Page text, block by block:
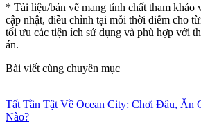
* Tài liệu/bản vẽ mang tính chất tham khảo
cập nhật, điều chỉnh tại mỗi thời điểm cho
tối ưu các tiện ích sử dụng và phù hợp với
án.
Bài viết cùng chuyên mục
Tất Tần Tật Về Ocean City: Chơi Đâu, Ăn
Nào?